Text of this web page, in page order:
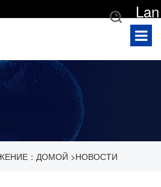
： ДОМОЙ >НОВОСТИ
Lan
gua
ge